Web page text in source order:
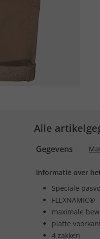
Alle
Gegevens
Informatie over
Speciale
FLEXNAMIC®
maximale
platte
4 zakken